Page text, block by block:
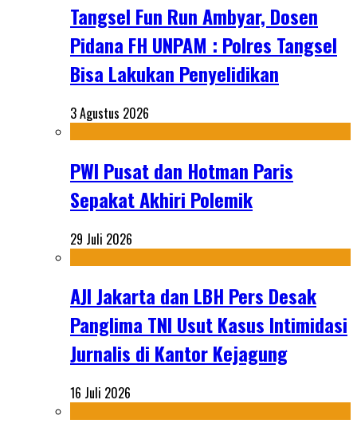
Tangsel Fun Run Ambyar, Dosen
Pidana FH UNPAM : Polres Tangsel
Bisa Lakukan Penyelidikan
3 Agustus 2026
PWI Pusat dan Hotman Paris
Sepakat Akhiri Polemik
29 Juli 2026
AJI Jakarta dan LBH Pers Desak
Panglima TNI Usut Kasus Intimidasi
Jurnalis di Kantor Kejagung
16 Juli 2026